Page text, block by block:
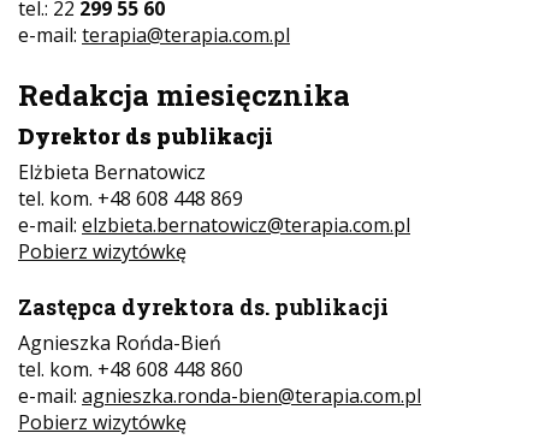
tel.: 22 299 55 60
e-mail: terapia@terapia.com.pl
Redakcja miesięcznika
Dyrektor ds publikacji
Elżbieta Bernatowicz
tel. kom. +48 608 448 869
e-mail: elzbieta.bernatowicz@terapia.com.pl
Pobierz wizytówkę
Zastępca dyrektora ds. publikacji
Agnieszka Rońda-Bień
tel. kom. +48 608 448 860
e-mail: agnieszka.ronda-bien@terapia.com.pl
Pobierz wizytówkę